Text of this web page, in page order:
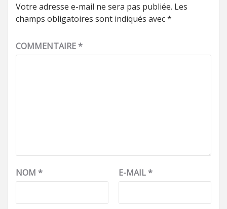
Votre adresse e-mail ne sera pas publiée. Les
champs obligatoires sont indiqués avec*
COMMENTAIRE*
NOM * E-MAIL*